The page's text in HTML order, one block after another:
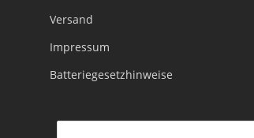
Versand
Impressum
Batteriegesetzhinweise